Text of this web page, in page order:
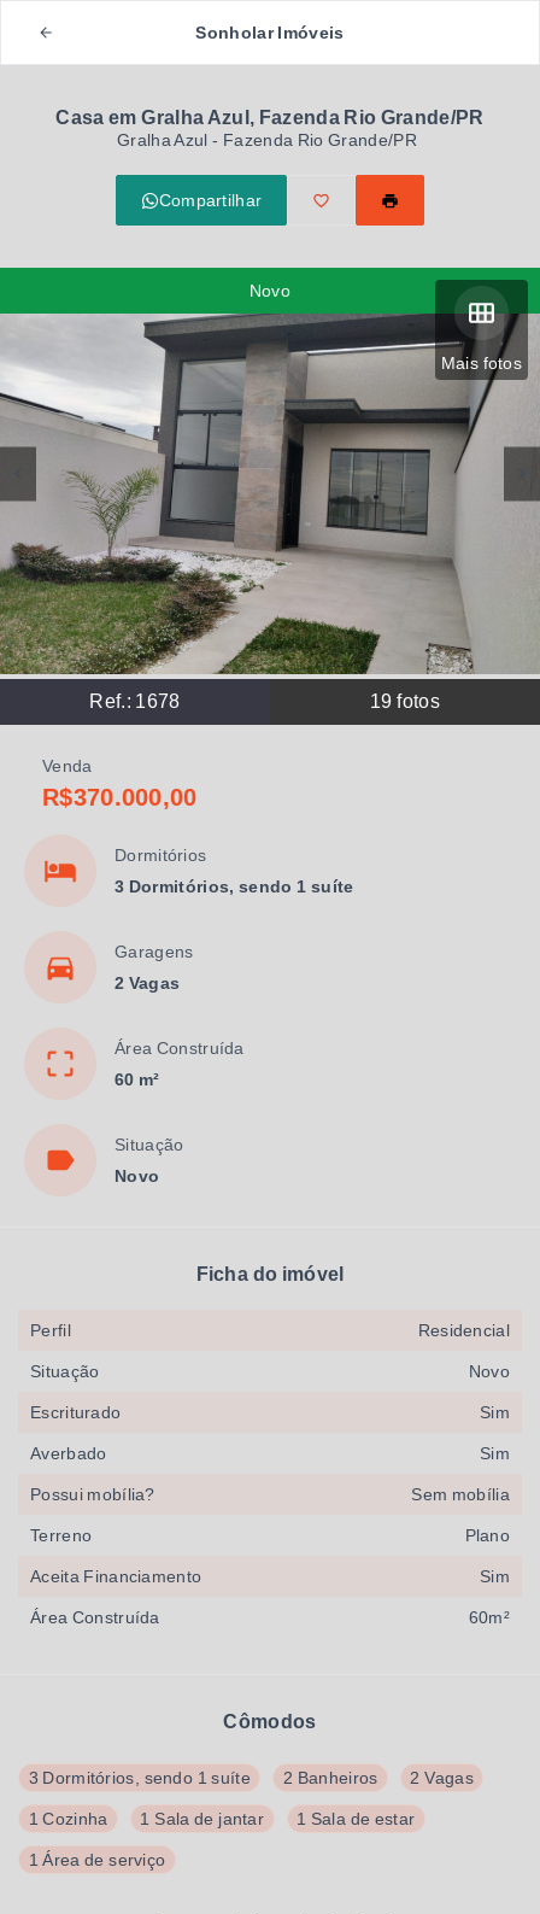
Sonholar Imóveis
Casa em Gralha Azul, Fazenda Rio Grande/PR
Gralha Azul - Fazenda Rio Grande/PR
Compartilhar
Mais fotos
Ref.: 1678 19 fotos
Novo
Venda
R$370.000,00
Dormitórios
3 Dormitórios, sendo 1 suíte
Garagens
2 Vagas
Área Construída
60 m²
Situação
Novo
Cômodos
3 Dormitórios, sendo 1 suíte 2 Banheiros 2 Vagas
1 Cozinha 1 Sala de jantar 1 Sala de estar
1 Área de serviço
Ficha do imóvel
Perfil Residencial
Situação Novo
Escriturado Sim
Averbado Sim
Possui mobília? Sem mobília
Terreno Plano
Aceita Financiamento Sim
Área Construída 60m²